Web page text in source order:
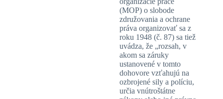
(MOP) o slobode
združovania a ochrane
práva organizovať sa z
roku 1948 (č. 87) sa tiež
uvádza, že „rozsah, v
akom sa záruky
ustanovené v tomto
dohovore vzťahujú na
ozbrojené sily a políciu,
určia vnútroštátne